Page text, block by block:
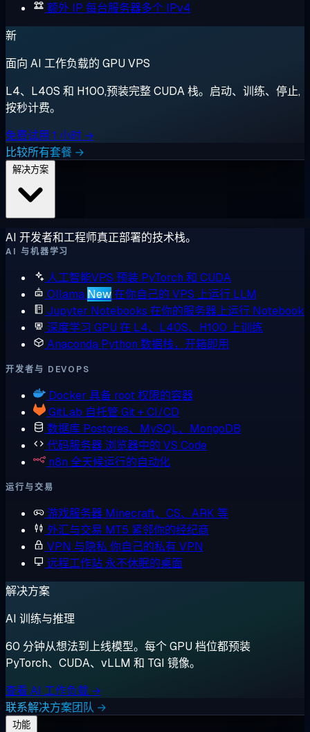
额外 IP 每台服务器多个 IPv4
新
面向 AI 工作负载的 GPU VPS
L4、L40S 和 H100,预装完整 CUDA 栈。启动、训练、停止,
按秒计费。
免费试用 1 小时 →
比较所有套餐 →
AI 开发者和工程师真正部署的技术栈。
AI 与机器学习
人工智能VPS 预装 PyTorch 和 CUDA
Ollama New在你自己的 VPS 上运行 LLM
Jupyter Notebooks 在你的服务器上运行 Notebook
深度学习 GPU 在 L4、L40S、H100 上训练
Anaconda Python 数据栈，开箱即用
开发者与 DEVOPS
Docker 具备 root 权限的容器
GitLab 自托管 Git + CI/CD
数据库 Postgres、MySQL、MongoDB
代码服务器 浏览器中的 VS Code
n8n 全天候运行的自动化
运行与交易
游戏服务器 Minecraft、CS、ARK 等
外汇与交易 MT5 紧邻你的经纪商
VPN 与隐私 你自己的私有 VPN
远程工作站 永不休眠的桌面
解决方案
AI 训练与推理
60 分钟从想法到上线模型。每个 GPU 档位都预装
PyTorch、CUDA、vLLM 和 TGI 镜像。
查看 AI 工作负载 →
联系解决方案团队 →